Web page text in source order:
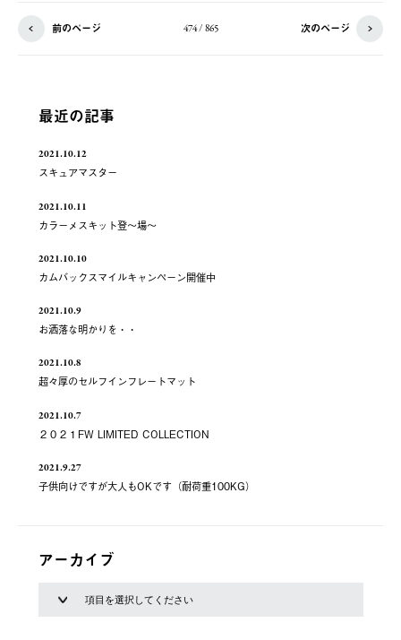
前のページ 474 / 865 次のページ
最近の記事
2021.10.12
スキュアマスター
2021.10.11
カラーメスキット登～場～
2021.10.10
カムバックスマイルキャンペーン開催中
2021.10.9
お洒落な明かりを・・
2021.10.8
超々厚のセルフインフレートマット
2021.10.7
２０２１FW LIMITED COLLECTION
2021.9.27
子供向けですが大人もOKです（耐荷重100KG）
アーカイブ